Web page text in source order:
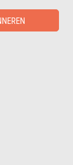
centimeter
de voorruit
met dak) zou
km/h. Hij kan